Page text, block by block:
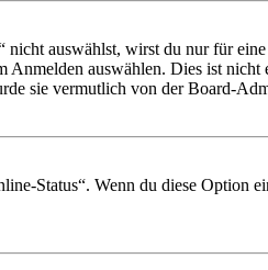
auswählst, wirst du nur für
auswählen. Dies ist
sie vermutlich von der Board-
Status“. Wenn du diese Option